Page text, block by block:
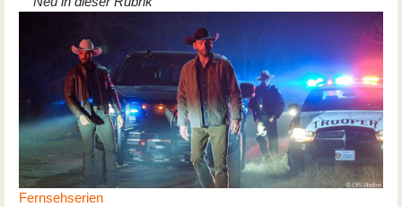
Fernsehserien